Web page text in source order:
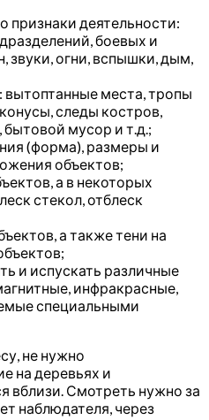
признаки деятельности:
боевых и
звуки, огни, вспышки, дым,
вытоптанные места, тропы
следы костров,
мусор и т.д.;
(форма), размеры и
объектов;
а в некоторых
стекол, отблеск
а также тени на
и испускать различные
инфракрасные,
специальными
не нужно
на деревьях и
вблизи. Смотреть нужно за
наблюдателя, через